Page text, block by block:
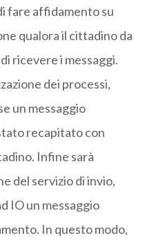
fare affidamento su
qualora il cittadino da
ricevere i messaggi.
dei processi,
un messaggio
recapitato con
Infine sarà
del servizio di invio,
IO un messaggio
In questo modo,